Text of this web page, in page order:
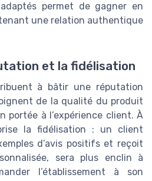
permet de gagner en
une relation authentique
et la fidélisation
à bâtir une réputation
de la qualité du produit
portée à l’expérience client. À
la fidélisation : un client
d’avis positifs et reçoit
sera plus enclin à
l’établissement à son